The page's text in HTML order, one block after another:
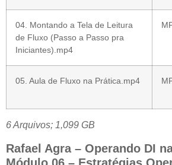
04. Montando a Tela de Leitura
de Fluxo (Passo a Passo pra
Iniciantes).mp4
05. Aula de Fluxo na Prática.mp4
6 Arquivos; 1,099 GB
Rafael Agra – Operando DI
Módulo 06 – Estratégias